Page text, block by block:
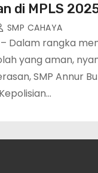
di MPLS
SMP CAHAYA
– Dalam rangka
yang aman,
SMP Annur